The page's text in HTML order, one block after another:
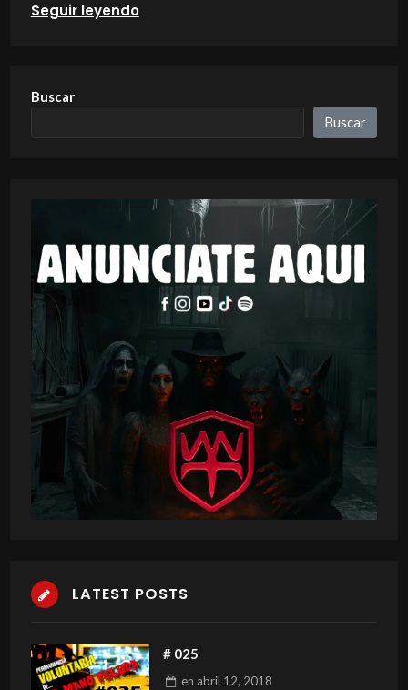
Seguir leyendo
Buscar
Buscar
LATEST POSTS
# 025
en abril 12, 2018